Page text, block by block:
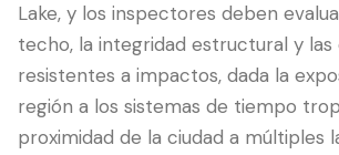
Lake, y los inspectores deben
techo, la integridad estructural y
resistentes a impactos, dada la
región a los sistemas de tiempo
proximidad de la ciudad a múltiples